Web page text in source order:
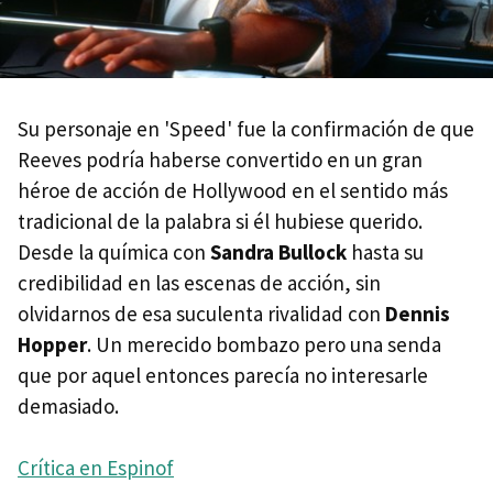
Su personaje en 'Speed' fue la confirmación de que
Reeves podría haberse convertido en un gran
héroe de acción de Hollywood en el sentido más
tradicional de la palabra si él hubiese querido.
Desde la química con Sandra Bullock hasta su
credibilidad en las escenas de acción, sin
olvidarnos de esa suculenta rivalidad con Dennis
Hopper. Un merecido bombazo pero una senda
que por aquel entonces parecía no interesarle
demasiado.
Crítica en Espinof